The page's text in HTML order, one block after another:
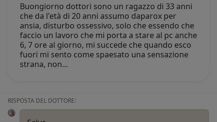
Buongiorno dottori sono un ragazzo di 33 anni
che da l'età di 20 anni assumo daparox per
ansia, disturbo ossessivo, solo che essendo che
faccio un lavoro che mi porta a stare al pc anche
6, 7 ore al giorno, mi succede che quando esco
fuori mi sento come spaesato una sensazione
strana, non…
RISPOSTA DEL DOTTORE: